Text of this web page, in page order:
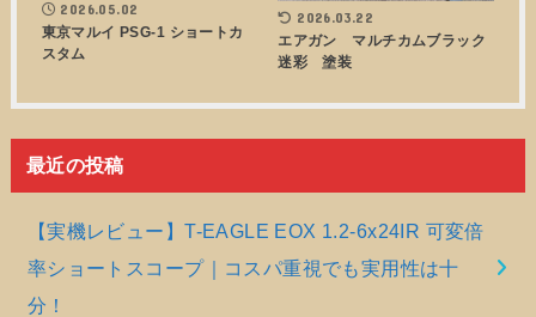
2026.05.02
東京マルイ PSG-1 ショートカ
スタム
2026.03.22
エアガン マルチカムブラック
迷彩 塗装
最近の投稿
【実機レビュー】T-EAGLE EOX 1.2-6x24IR 可変倍
率ショートスコープ｜コスパ重視でも実用性は十
分！